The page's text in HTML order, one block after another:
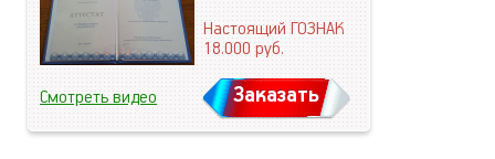
Настоящий ГОЗНАК
18.000руб.
Смотреть видео Заказать